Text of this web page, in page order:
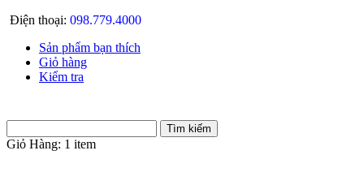
Điện thoại: 098.779.4000
Sản phẩm bạn thích
Giỏ hàng
Kiểm tra
Giỏ Hàng: 1 item